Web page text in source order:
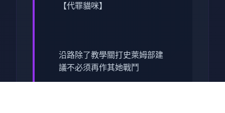
【代罪貓咪】
沿路除了教學關打史萊姆部建
議不必须再作其她戰鬥